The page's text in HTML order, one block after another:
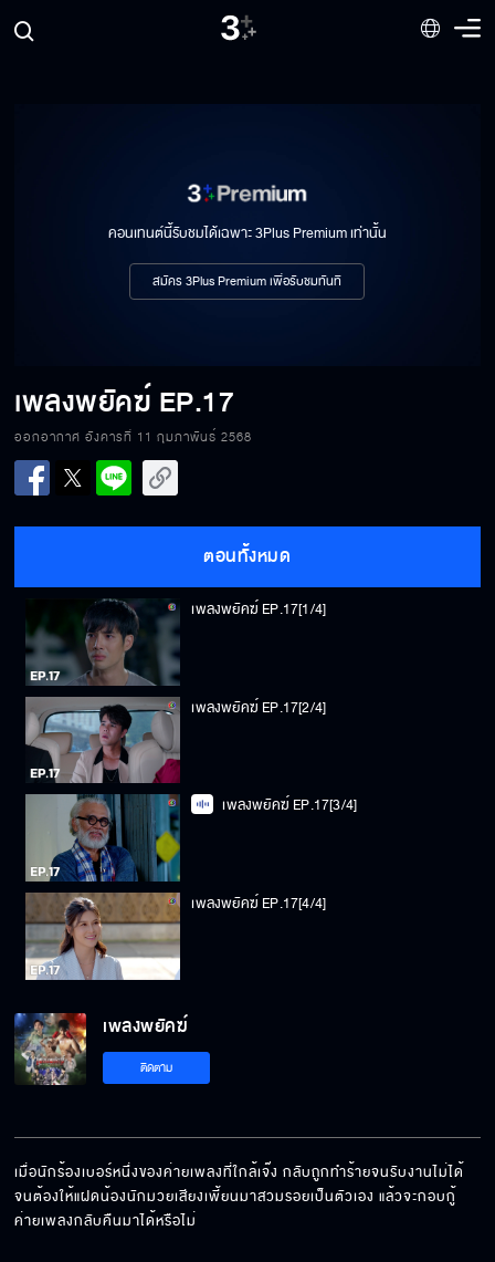
คอนเทนต์นี้รับชมได้เฉพาะ 3Plus Premium เท่านั้น
สมัคร 3Plus Premium เพื่อรับชมทันที
เพลงพยัคฆ์ EP.17
ออกอากาศ อังคารที่ 11 กุมภาพันธ์ 2568
ตอนทั้งหมด
เพลงพยัคฆ์ EP.17[1/4]
เพลงพยัคฆ์ EP.17[2/4]
เพลงพยัคฆ์ EP.17[3/4]
เพลงพยัคฆ์ EP.17[4/4]
เพลงพยัคฆ์
ติดตาม
เมื่อนักร้องเบอร์หนึ่งของค่ายเพลงที่ใกล้เจ๊ง กลับถูกทำร้ายจนรับงานไม่ได้
จนต้องให้แฝดน้องนักมวยเสียงเพี้ยนมาสวมรอยเป็นตัวเอง แล้วจะกอบกู้
ค่ายเพลงกลับคืนมาได้หรือไม่